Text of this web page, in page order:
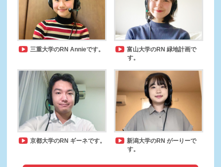
三重大学のRN Annieです。
富山大学のRN 緑地計画で
す。
京都大学のRN ギーネです。
新潟大学のRN がーりーで
す。